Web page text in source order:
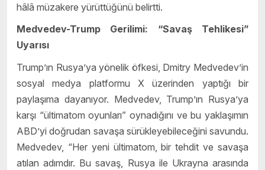
hâlâ müzakere yürüttüğünü belirtti.
Medvedev-Trump Gerilimi: “Savaş Tehlikesi”
Uyarısı
Trump’ın Rusya’ya yönelik öfkesi, Dmitry Medvedev’in
sosyal medya platformu X üzerinden yaptığı bir
paylaşıma dayanıyor. Medvedev, Trump’ın Rusya’ya
karşı “ültimatom oyunları” oynadığını ve bu yaklaşımın
ABD’yi doğrudan savaşa sürükleyebileceğini savundu.
Medvedev, “Her yeni ültimatom, bir tehdit ve savaşa
atılan adımdır. Bu savaş, Rusya ile Ukrayna arasında